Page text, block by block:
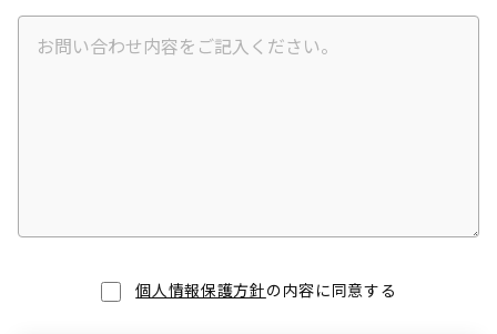
個人情報保護方針の内容に同意する